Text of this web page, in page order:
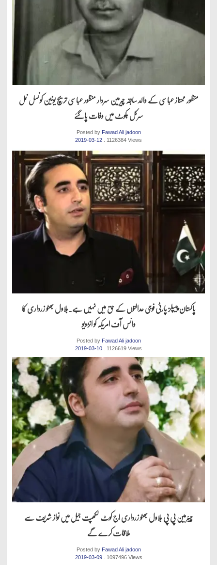
منظور ممتاز عباسی کے والد سابقہ چیرمین سردار منظور عباسی تریچ یونین کونسل نمل
سرکل بکوٹ میں وفات پاگئے
Posted by Fawad Ali jadoon
2019-03-12
. 1126384 Views
پاکستان پیپلز پارٹی فوجی عدالتوں کے حق میں نہیں ہے.بلاول بھٹو زرداری کا
وائس آف امریکہ کو انڑویو
Posted by Fawad Ali jadoon
2019-03-10
. 1126619 Views
چیئرمین پی پی بلاول بھٹو زرداری اج کوٹ لکھپت جیل میں نواز شریف سے
ملاقات کرے گے
Posted by Fawad Ali jadoon
2019-03-09
. 1097496 Views